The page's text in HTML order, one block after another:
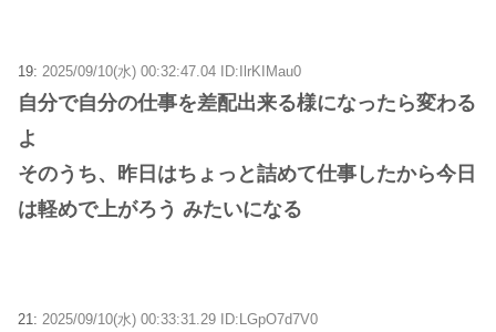
19: 2025/09/10(水) 00:32:47.04 ID:IlrKIMau0
自分で自分の仕事を差配出来る様になったら変わる
よ
そのうち、昨日はちょっと詰めて仕事したから今日
は軽めで上がろう みたいになる
21: 2025/09/10(水) 00:33:31.29 ID:LGpO7d7V0